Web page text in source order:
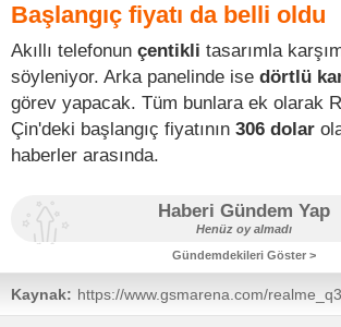
Başlangıç fiyatı da belli oldu
Akıllı telefonun çentikli tasarımla
söyleniyor. Arka panelinde ise dörtlü
görev yapacak. Tüm bunlara ek olarak
Çin'deki başlangıç fiyatının 306 dolar
haberler arasında.
Haberi Gündem Yap
Henüz oy almadı
Gündemdekileri Göster >
Kaynak: https://www.gsmarena.com/
news-48678.php